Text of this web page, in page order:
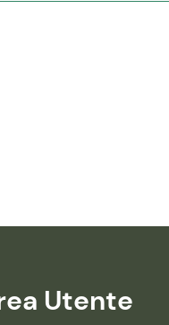
Utente